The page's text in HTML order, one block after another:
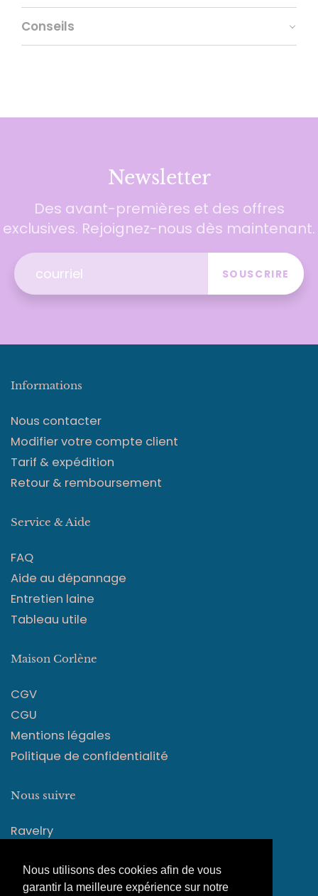
Nous utilisons des cookies afin de vous
garantir la meilleure expérience sur notre
Conseils
Newsletter
Des avant-premières et des offres
exclusives. Rejoignez-nous dès maintenant.
SOUSCRIRE
Informations
Nous contacter
Modifier votre compte client
Tarif & expédition
Retour & remboursement
Service & Aide
FAQ
Aide au dépannage
Entretien laine
Tableau utile
Maison Corlène
CGV
CGU
Mentions légales
Politique de confidentialité
Nous suivre
Ravelry
Facebook